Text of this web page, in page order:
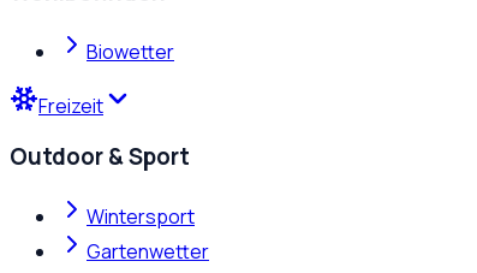
Biowetter
Freizeit
Outdoor & Sport
Wintersport
Gartenwetter